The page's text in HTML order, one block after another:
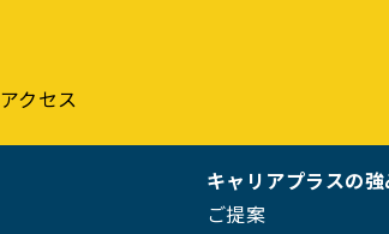
アクセス
キャリアプラスの
ご提案